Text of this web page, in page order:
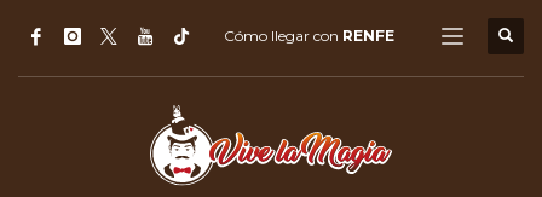
Cómo llegar con RENFE